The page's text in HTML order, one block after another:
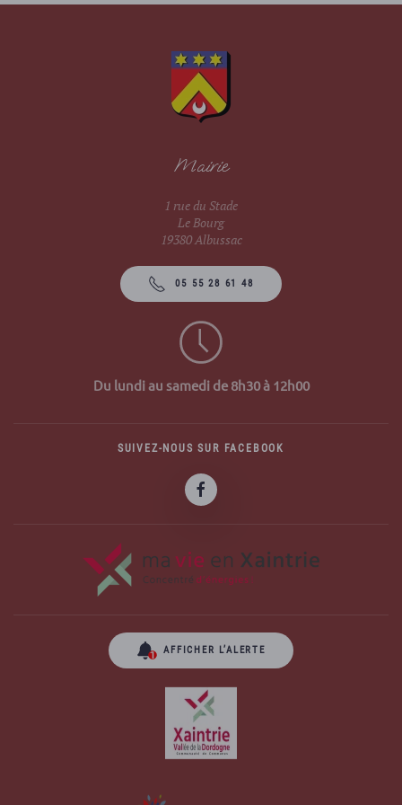
Mairie
1 rue du Stade
Le Bourg
19380 Albussac
05 55 28 61 48
Du lundi au samedi de 8h30 à 12h00
SUIVEZ-NOUS SUR FACEBOOK
AFFICHER L’ALERTE